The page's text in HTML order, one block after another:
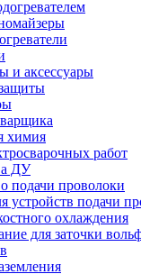
и аксессуары
химия
работ
ДУ
подачи проволоки
устройств подачи
охлаждения
для заточки